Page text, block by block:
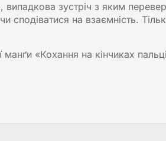
зустріч з яким
сподіватися на взаємність.
«Кохання на кінчиках